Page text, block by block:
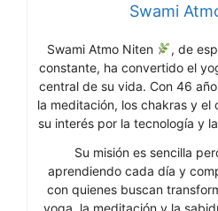
Swami
Swami Atmo Niten
, de
constante, ha convertido el
central de su vida. Con 46
la meditación, los chakras y el
su interés por la tecnología y
Su misión es sencilla
aprendiendo cada día y
con quienes buscan
yoga, la meditación y la